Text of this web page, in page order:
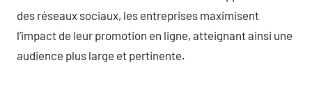
des réseaux sociaux, les entreprises maximisent
l’impact de leur promotion en ligne, atteignant ainsi une
audience plus large et pertinente.